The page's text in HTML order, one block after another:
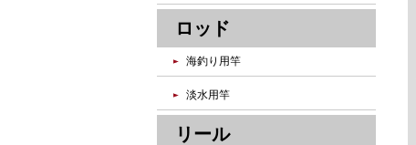
ロッド
海釣り用竿
淡水用竿
リール